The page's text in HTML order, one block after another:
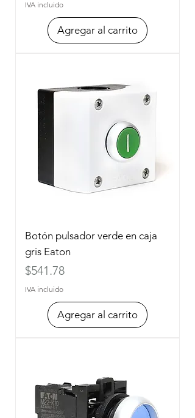
IVA incluido
Agregar al carrito
Botón pulsador verde en caja
gris Eaton
Precio
$541.78
IVA incluido
Agregar al carrito